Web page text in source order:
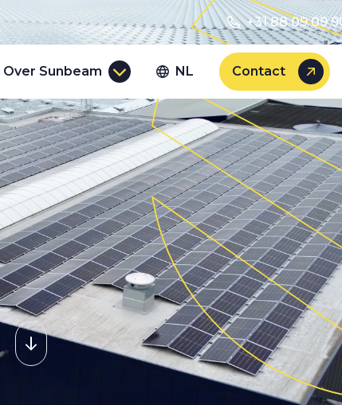
+31 88 09 09
Over Sunbeam NL Contact